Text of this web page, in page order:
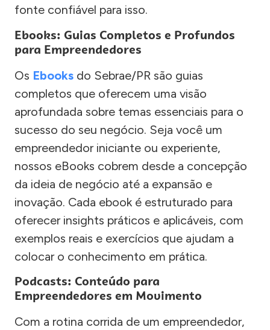
fonte confiável para isso.
Ebooks: Guias Completos e Profundos
para Empreendedores
Os Ebooks do Sebrae/PR são guias
completos que oferecem uma visão
aprofundada sobre temas essenciais para o
sucesso do seu negócio. Seja você um
empreendedor iniciante ou experiente,
nossos eBooks cobrem desde a concepção
da ideia de negócio até a expansão e
inovação. Cada ebook é estruturado para
oferecer insights práticos e aplicáveis, com
exemplos reais e exercícios que ajudam a
colocar o conhecimento em prática.
Podcasts: Conteúdo para
Empreendedores em Movimento
Com a rotina corrida de um empreendedor,